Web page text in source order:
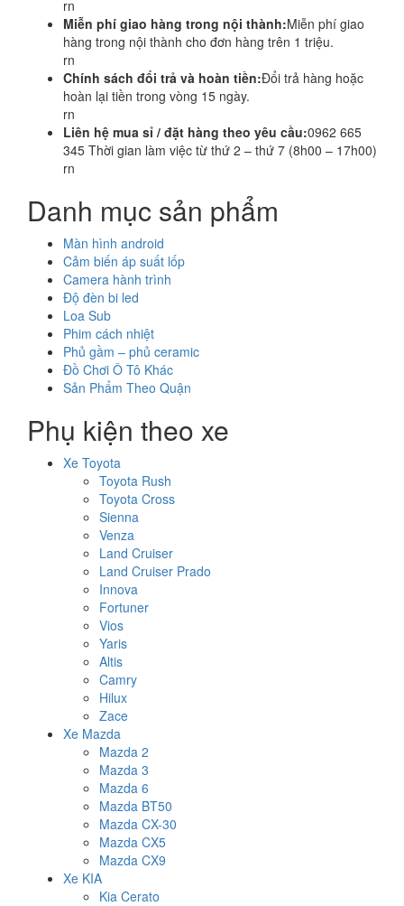
rn
Miễn phí giao hàng trong nội thành:Miễn phí giao
hàng trong nội thành cho đơn hàng trên 1 triệu.
rn
Chính sách đổi trả và hoàn tiền:Đổi trả hàng hoặc
hoàn lại tiền trong vòng 15 ngày.
rn
Liên hệ mua sỉ / đặt hàng theo yêu cầu:0962 665
345 Thời gian làm việc từ thứ 2 – thứ 7 (8h00 – 17h00)
rn
Danh mục sản phẩm
Màn hình android
Cảm biến áp suất lốp
Camera hành trình
Độ đèn bi led
Loa Sub
Phim cách nhiệt
Phủ gầm – phủ ceramic
Đồ Chơi Ô Tô Khác
Sản Phẩm Theo Quận
Phụ kiện theo xe
Xe Toyota
Toyota Rush
Toyota Cross
Sienna
Venza
Land Cruiser
Land Cruiser Prado
Innova
Fortuner
Vios
Yaris
Altis
Camry
Hilux
Zace
Xe Mazda
Mazda 2
Mazda 3
Mazda 6
Mazda BT50
Mazda CX-30
Mazda CX5
Mazda CX9
Xe KIA
Kia Cerato